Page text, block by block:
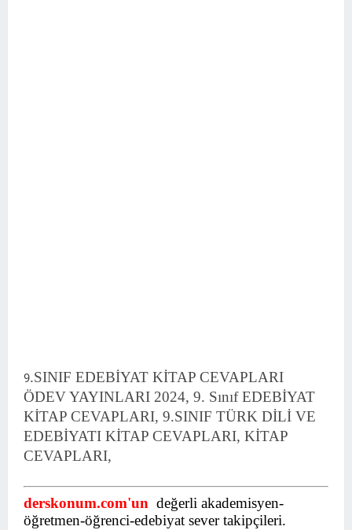
9.SINIF EDEBİYAT KİTAP CEVAPLARI
ÖDEV YAYINLARI 2024, 9. Sınıf EDEBİYAT
KİTAP CEVAPLARI, 9.SINIF TÜRK DİLİ VE
EDEBİYATI KİTAP CEVAPLARI, KİTAP
CEVAPLARI,
derskonum.com'un değerli akademisyen-
öğretmen-öğrenci-edebiyat sever takipçileri.